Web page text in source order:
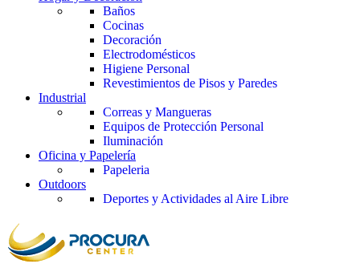
Baños
Cocinas
Decoración
Electrodomésticos
Higiene Personal
Revestimientos de Pisos y Paredes
Industrial
Correas y Mangueras
Equipos de Protección Personal
Iluminación
Oficina y Papelería
Papeleria
Outdoors
Deportes y Actividades al Aire Libre